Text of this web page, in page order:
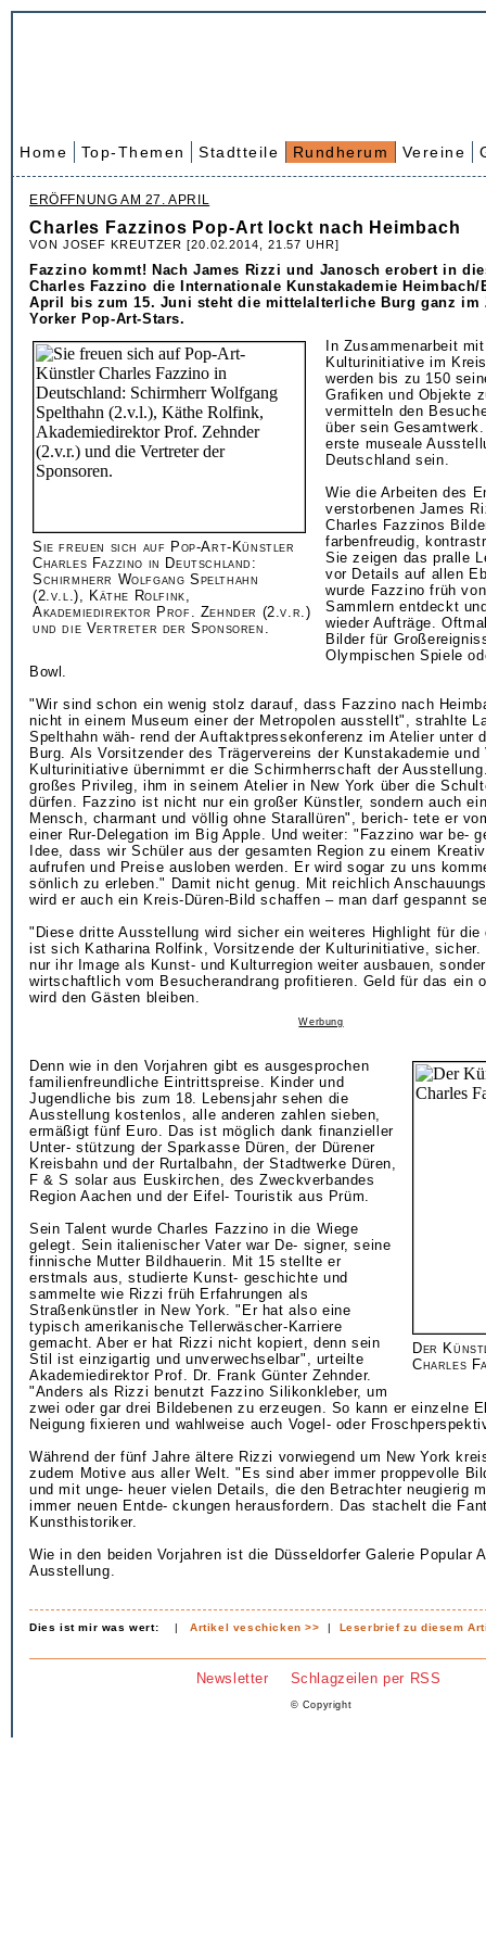
Home Top-Themen Stadtteile Rundherum Vereine
ERÖFFNUNG AM 27. APRIL
Charles Fazzinos Pop-Art lockt nach Heimbach
VON JOSEF KREUTZER [20.02.2014, 21.57 UHR]
Fazzino kommt! Nach James Rizzi und Janosch erobert in
Charles Fazzino die Internationale Kunstakademie Heimbach/
April bis zum 15. Juni steht die mittelalterliche Burg ganz im
Yorker Pop-Art-Stars.
Sie freuen sich auf Pop-Art-Künstler
Charles Fazzino in Deutschland:
Schirmherr Wolfgang Spelthahn
(2.v.l.), Käthe Rolfink,
Akademiedirektor Prof. Zehnder (2.v.r.)
und die Vertreter der Sponsoren.
In Zusammenarbeit
Kulturinitiative im
werden bis zu 150
Grafiken und Objekte
vermitteln den
über sein
erste museale
Deutschland sein.
Wie die Arbeiten des
verstorbenen James
Charles Fazzinos
farbenfreudig,
Sie zeigen das pralle
vor Details auf allen
wurde Fazzino früh
Sammlern entdeckt
wieder Aufträge.
Bilder für
Olympischen Spiele
Bowl.
"Wir sind schon ein wenig stolz darauf, dass Fazzino nach
nicht in einem Museum einer der Metropolen ausstellt", strahlte
Spelthahn wäh- rend der Auftaktpressekonferenz im Atelier unter
Burg. Als Vorsitzender des Trägervereins der Kunstakademie und
Kulturinitiative übernimmt er die Schirmherrschaft der
großes Privileg, ihm in seinem Atelier in New York über die
dürfen. Fazzino ist nicht nur ein großer Künstler, sondern auch
Mensch, charmant und völlig ohne Starallüren", berich- tete er
einer Rur-Delegation im Big Apple. Und weiter: "Fazzino war be-
Idee, dass wir Schüler aus der gesamten Region zu einem
aufrufen und Preise ausloben werden. Er wird sogar zu uns
sönlich zu erleben." Damit nicht genug. Mit reichlich
wird er auch ein Kreis-Düren-Bild schaffen – man darf gespannt
"Diese dritte Ausstellung wird sicher ein weiteres Highlight für die
ist sich Katharina Rolfink, Vorsitzende der Kulturinitiative,
nur ihr Image als Kunst- und Kulturregion weiter ausbauen,
wirtschaftlich vom Besucherandrang profitieren. Geld für das ein
wird den Gästen bleiben.
Werbung
Der
Charles
Denn wie in den Vorjahren gibt es ausgesprochen
familienfreundliche Eintrittspreise. Kinder und
Jugendliche bis zum 18. Lebensjahr sehen die
Ausstellung kostenlos, alle anderen zahlen sieben,
ermäßigt fünf Euro. Das ist möglich dank finanzieller
Unter- stützung der Sparkasse Düren, der Dürener
Kreisbahn und der Rurtalbahn, der Stadtwerke Düren,
F & S solar aus Euskirchen, des Zweckverbandes
Region Aachen und der Eifel- Touristik aus Prüm.
Sein Talent wurde Charles Fazzino in die Wiege
gelegt. Sein italienischer Vater war De- signer, seine
finnische Mutter Bildhauerin. Mit 15 stellte er
erstmals aus, studierte Kunst- geschichte und
sammelte wie Rizzi früh Erfahrungen als
Straßenkünstler in New York. "Er hat also eine
typisch amerikanische Tellerwäscher-Karriere
gemacht. Aber er hat Rizzi nicht kopiert, denn sein
Stil ist einzigartig und unverwechselbar", urteilte
Akademiedirektor Prof. Dr. Frank Günter Zehnder.
"Anders als Rizzi benutzt Fazzino Silikonkleber, um
zwei oder gar drei Bildebenen zu erzeugen. So kann er einzelne
Neigung fixieren und wahlweise auch Vogel- oder
Während der fünf Jahre ältere Rizzi vorwiegend um New York
zudem Motive aus aller Welt. "Es sind aber immer proppevolle
und mit unge- heuer vielen Details, die den Betrachter neugierig
immer neuen Entde- ckungen herausfordern. Das stachelt die
Kunsthistoriker.
Wie in den beiden Vorjahren ist die Düsseldorfer Galerie Popular
Ausstellung.
Dies ist mir was wert: |Artikel veschicken >> | Leserbrief zu diesem
Newsletter Schlagzeilen per RSS
© Copyright